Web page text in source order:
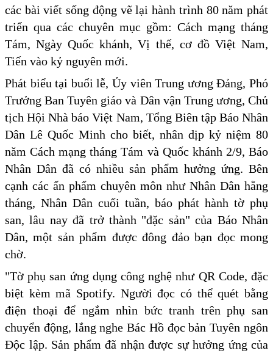
các bài viết sống động vẽ lại hành trình 80 năm phát
triển qua các chuyên mục gồm: Cách mạng tháng
Tám, Ngày Quốc khánh, Vị thế, cơ đồ Việt Nam,
Tiến vào kỷ nguyên mới.
Phát biểu tại buổi lễ, Ủy viên Trung ương Đảng, Phó
Trưởng Ban Tuyên giáo và Dân vận Trung ương, Chủ
tịch Hội Nhà báo Việt Nam, Tổng Biên tập Báo Nhân
Dân Lê Quốc Minh cho biết, nhân dịp kỷ niệm 80
năm Cách mạng tháng Tám và Quốc khánh 2/9, Báo
Nhân Dân đã có nhiều sản phẩm hưởng ứng. Bên
cạnh các ấn phẩm chuyên môn như Nhân Dân hằng
tháng, Nhân Dân cuối tuần, báo phát hành tờ phụ
san, lâu nay đã trở thành "đặc sản" của Báo Nhân
Dân, một sản phẩm được đông đảo bạn đọc mong
chờ.
"Tờ phụ san ứng dụng công nghệ như QR Code, đặc
biệt kèm mã Spotify. Người đọc có thể quét bằng
điện thoại để ngắm nhìn bức tranh trên phụ san
chuyển động, lắng nghe Bác Hồ đọc bản Tuyên ngôn
Độc lập. Sản phẩm đã nhận được sự hưởng ứng của